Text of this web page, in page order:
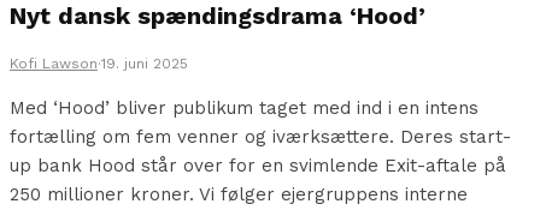
Nyt dansk spændingsdrama ‘Hood’
Kofi Lawson·19. juni 2025
Med ‘Hood’ bliver publikum taget med ind i en intens
fortælling om fem venner og iværksættere. Deres start-
up bank Hood står over for en svimlende Exit-aftale på
250 millioner kroner. Vi følger ejergruppens interne